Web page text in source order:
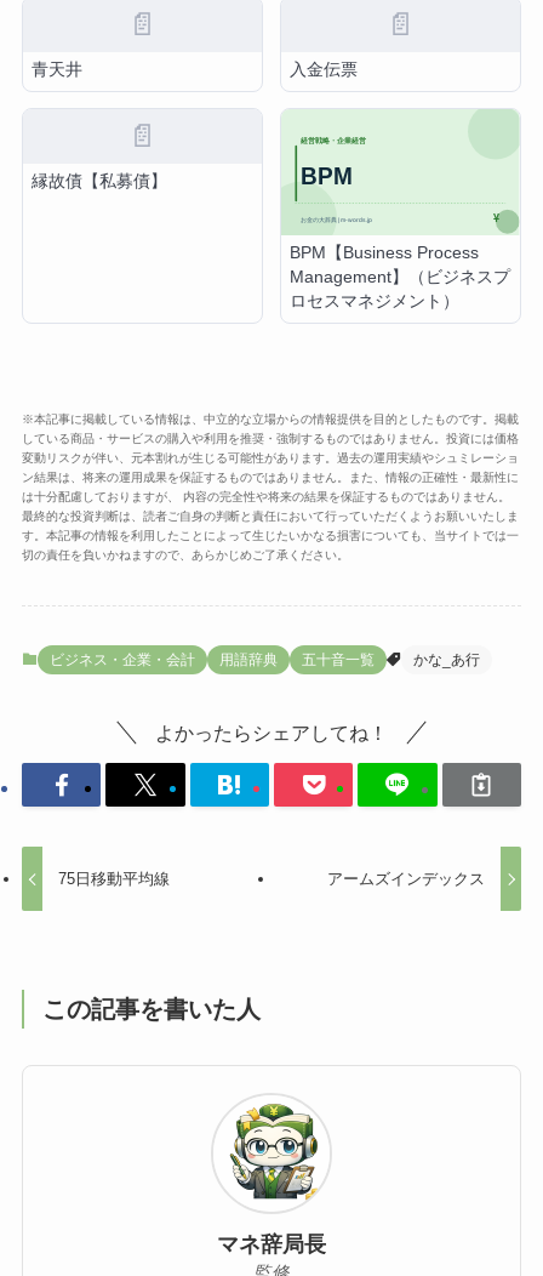
📄
青天井
📄
入金伝票
📄
縁故債【私募債】
BPM【Business Process
Management】（ビジネスプ
ロセスマネジメント）
※本記事に掲載している情報は、中立的な立場からの情報提供を目的としたものです。掲載
している商品・サービスの購入や利用を推奨・強制するものではありません。投資には価格
変動リスクが伴い、元本割れが生じる可能性があります。過去の運用実績やシュミレーショ
ン結果は、将来の運用成果を保証するものではありません。また、情報の正確性・最新性に
は十分配慮しておりますが、 内容の完全性や将来の結果を保証するものではありません。
最終的な投資判断は、読者ご自身の判断と責任において行っていただくようお願いいたしま
す。本記事の情報を利用したことによって生じたいかなる損害についても、当サイトでは一
切の責任を負いかねますので、あらかじめご了承ください。
ビジネス・企業・会計 用語辞典 五十音一覧 かな_あ行
よかったらシェアしてね！
75日移動平均線 アームズインデックス
この記事を書いた人
マネ辞局長